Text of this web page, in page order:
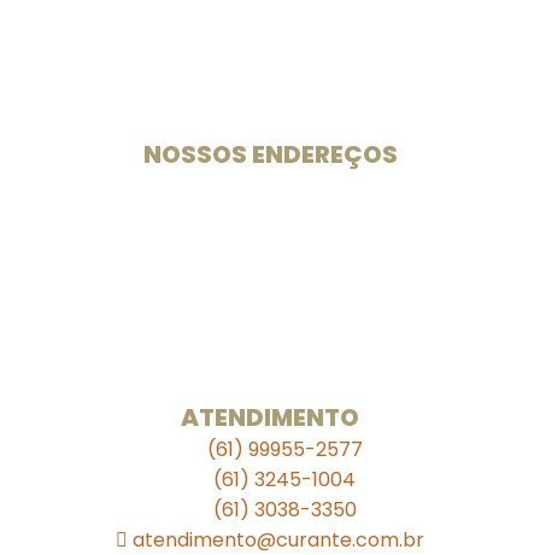
NOSSOS ENDEREÇOS
ATENDIMENTO
(61) 99955-2577
(61) 3245-1004
(61) 3038-3350
atendimento@curante.com.br